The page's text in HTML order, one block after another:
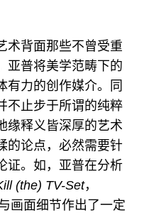
术背面那些不曾受重
亚普将美学范畴下的
有力的创作媒介。同
不止步于所谓的纯粹
缘释义皆深厚的艺术
的论点，必然需要针
证。如，亚普在分析
(the) TV-Set，
画面细节作出了一定